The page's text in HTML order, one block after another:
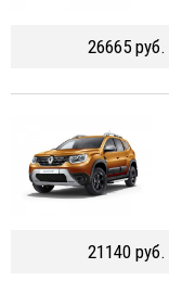
26665 руб.
21140 руб.